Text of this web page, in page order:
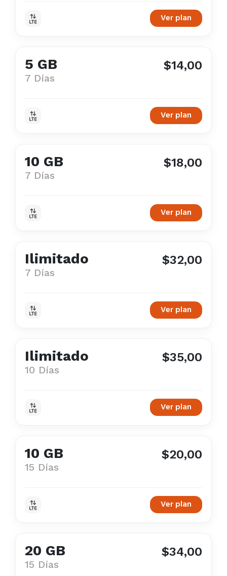
Ver plan
5 GB
7 Días
$14,00
Ver plan
10 GB
7 Días
$18,00
Ver plan
Ilimitado
7 Días
$32,00
Ver plan
Ilimitado
10 Días
$35,00
Ver plan
10 GB
15 Días
$20,00
Ver plan
20 GB
15 Días
$34,00